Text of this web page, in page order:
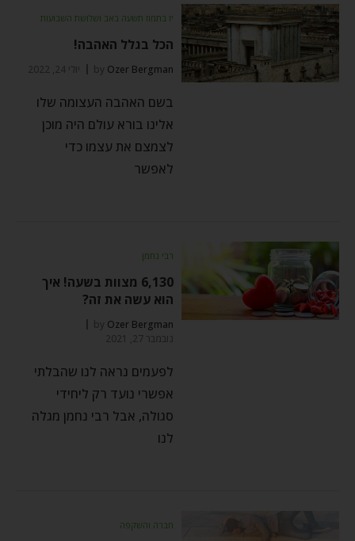
יז בתמוז תשעה באב ושלושת השבועות
הכל בגלל האהבה!
by Ozer Bergman יולי 24, 2022
בשם האהבה העצומה שלו
אלינו בורא עולם היה מוכן
לצמצם את עצמו כדי
לאפשר
רבי נחמן
6,130 מצוות בשעה! איך
הוא עשה את זה?
by Ozer Bergman
נובמבר 27, 2021
לפעמים נראה לנו שהבלתי
אפשרי נועד רק ליחידי
סגולה, אבל רבי נחמן מגלה
לנו
חברה והשקפה